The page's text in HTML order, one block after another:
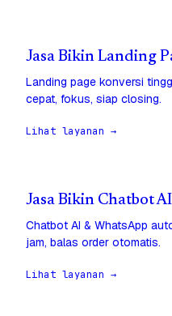
Jasa Bikin Landing
Landing page konversi
cepat, fokus, siap closing.
Lihat layanan →
Jasa Bikin Chatbot
Chatbot AI & WhatsApp
jam, balas order otomatis.
Lihat layanan →